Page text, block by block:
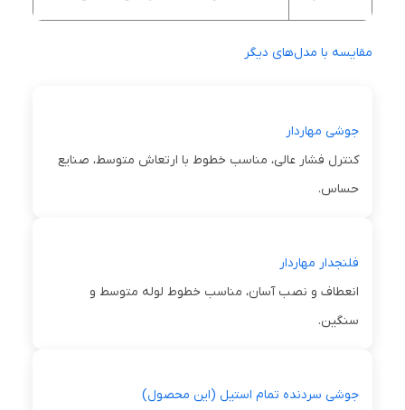
مقایسه با مدل‌های دیگر
جوشی مهاردار
کنترل فشار عالی، مناسب خطوط با ارتعاش متوسط، صنایع
حساس.
فلنجدار مهاردار
انعطاف و نصب آسان، مناسب خطوط لوله متوسط و
سنگین.
جوشی سردنده تمام استیل (این محصول)